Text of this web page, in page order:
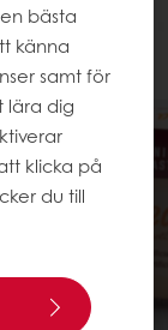
bästa
känna
samt för
lära dig
klicka på
du till